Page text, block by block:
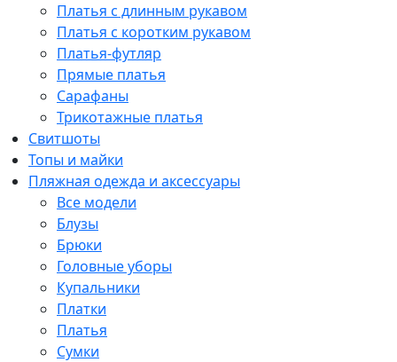
Платья с длинным рукавом
Платья с коротким рукавом
Платья-футляр
Прямые платья
Сарафаны
Трикотажные платья
Свитшоты
Топы и майки
Пляжная одежда и аксессуары
Все модели
Блузы
Брюки
Головные уборы
Купальники
Платки
Платья
Сумки